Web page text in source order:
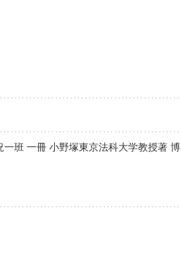
一班 一冊 小野塚東京法科大学教授著 博